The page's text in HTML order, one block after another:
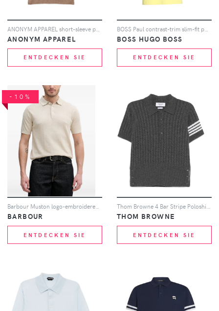
ANONYM APPAREL
ENTDECKEN SIE
BOSS HUGO BOSS
ENTDECKEN SIE
-10%
BARBOUR
ENTDECKEN SIE
THOM BROWNE
ENTDECKEN SIE